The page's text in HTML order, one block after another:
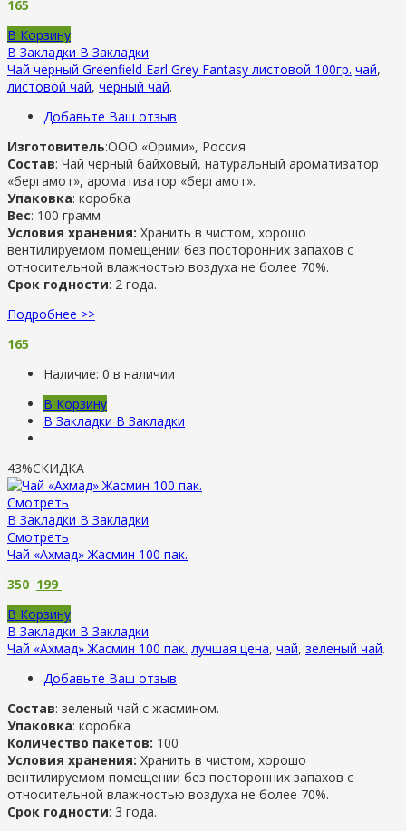
165
В Корзину
В Закладки В Закладки
Чай черный Greenfield Earl Grey Fantasy листовой 100гр. чай,
листовой чай, черный чай.
Добавьте Ваш отзыв
Изготовитель:ООО «Орими», Россия
Состав: Чай черный байховый, натуральный ароматизатор
«бергамот», ароматизатор «бергамот».
Упаковка: коробка
Вес: 100 грамм
Условия хранения: Хранить в чистом, хорошо
вентилируемом помещении без посторонних запахов с
относительной влажностью воздуха не более 70%.
Срок годности: 2 года.
Подробнее >>
165
Наличие: 0 в наличии
В Корзину
В Закладки В Закладки
43%СКИДКА
Смотреть
В Закладки В Закладки
Смотреть
Чай «Ахмад» Жасмин 100 пак.
350 199
В Корзину
В Закладки В Закладки
Чай «Ахмад» Жасмин 100 пак. лучшая цена, чай, зеленый чай.
Добавьте Ваш отзыв
Состав: зеленый чай с жасмином.
Упаковка: коробка
Количество пакетов: 100
Условия хранения: Хранить в чистом, хорошо
вентилируемом помещении без посторонних запахов с
относительной влажностью воздуха не более 70%.
Срок годности: 3 года.